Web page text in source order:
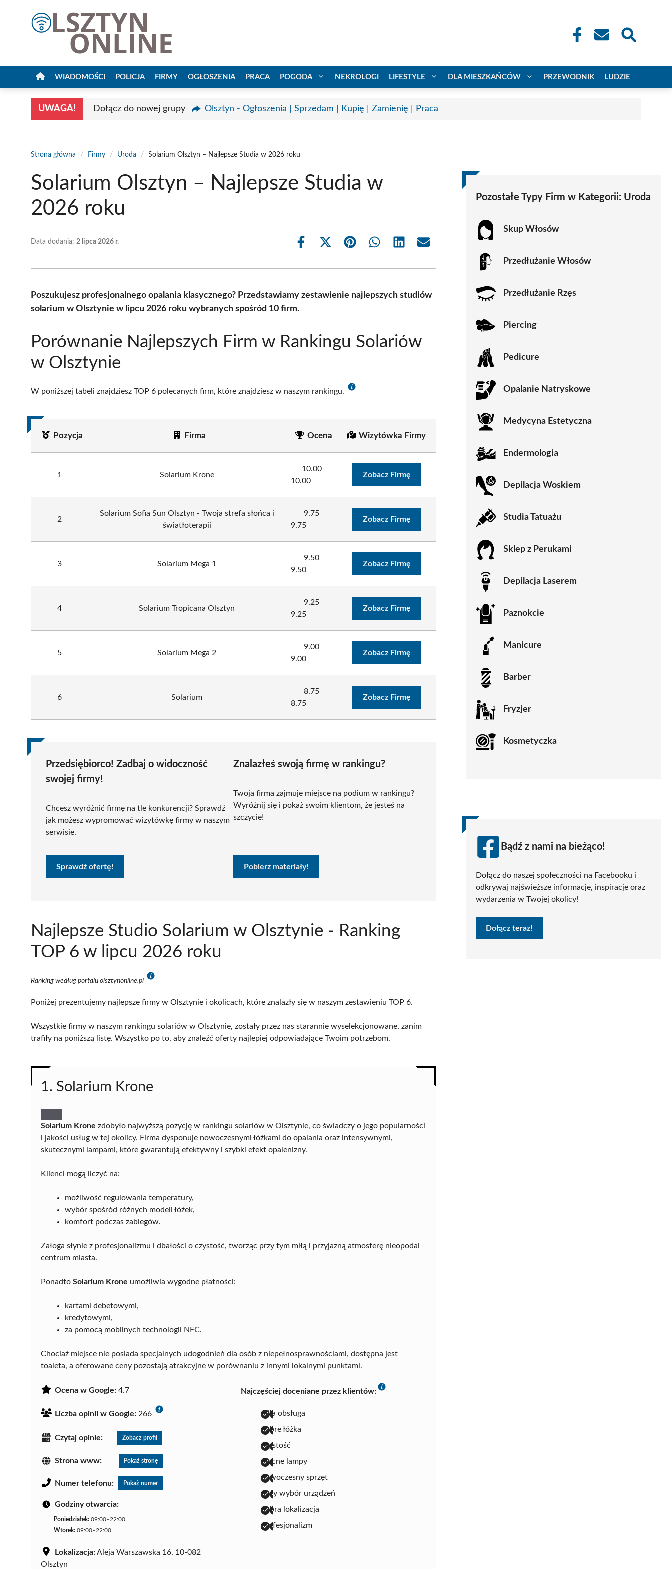
WIADOMOŚCI POLICJA FIRMY OGŁOSZENIA PRACA POGODA NEKROLOGI LIFESTYLE DLA MIESZKAŃCÓW PRZEWODNIK LUDZIE
UWAGA! Dołącz do nowej grupy Olsztyn - Ogłoszenia | Sprzedam | Kupię | Zamienię | Praca
Strona główna / Firmy / Uroda / Solarium Olsztyn – Najlepsze Studia w 2026 roku
Solarium Olsztyn – Najlepsze Studia w
2026 roku
Data dodania: 2 lipca 2026 r.
Share
Share
(Twitter)
Share Share Share Share
Poszukujesz profesjonalnego opalania klasycznego? Przedstawiamy zestawienie najlepszych studiów
solarium w Olsztynie w lipcu 2026 roku wybranych spośród 10 firm.
Porównanie Najlepszych Firm w Rankingu Solariów
w Olsztynie
W poniższej tabeli znajdziesz TOP 6 polecanych firm, które znajdziesz w naszym rankingu.
Pozycja Firma Ocena Wizytówka Firmy
1 Solarium Krone
10.00
10.00
Zobacz Firmę
2
Solarium Sofia Sun Olsztyn - Twoja strefa słońca i
światłoterapii
9.75
9.75
Zobacz Firmę
3 Solarium Mega 1
9.50
9.50
Zobacz Firmę
4 Solarium Tropicana Olsztyn
9.25
9.25
Zobacz Firmę
5 Solarium Mega 2
9.00
9.00
Zobacz Firmę
6 Solarium
8.75
8.75
Zobacz Firmę
Przedsiębiorco! Zadbaj o widoczność
swojej firmy!
Chcesz wyróżnić firmę na tle konkurencji? Sprawdź
jak możesz wypromować wizytówkę firmy w naszym
serwisie.
Sprawdź ofertę!
Znalazłeś swoją firmę w rankingu?
Twoja firma zajmuje miejsce na podium w rankingu?
Wyróżnij się i pokaż swoim klientom, że jesteś na
szczycie!
Pobierz materiały!
Najlepsze Studio Solarium w Olsztynie - Ranking
TOP 6 w lipcu 2026 roku
Ranking według portalu olsztynonline.pl
Poniżej prezentujemy najlepsze firmy w Olsztynie i okolicach, które znalazły się w naszym zestawieniu TOP 6.
Wszystkie firmy w naszym rankingu solariów w Olsztynie, zostały przez nas starannie wyselekcjonowane, zanim
trafiły na poniższą listę. Wszystko po to, aby znaleźć oferty najlepiej odpowiadające Twoim potrzebom.
1. Solarium Krone
Solarium Krone zdobyło najwyższą pozycję w rankingu solariów w Olsztynie, co świadczy o jego popularności
i jakości usług w tej okolicy. Firma dysponuje nowoczesnymi łóżkami do opalania oraz intensywnymi,
skutecznymi lampami, które gwarantują efektywny i szybki efekt opalenizny.
Klienci mogą liczyć na:
możliwość regulowania temperatury,
wybór spośród różnych modeli łóżek,
komfort podczas zabiegów.
Załoga słynie z profesjonalizmu i dbałości o czystość, tworząc przy tym miłą i przyjazną atmosferę nieopodal
centrum miasta.
Ponadto Solarium Krone umożliwia wygodne płatności:
kartami debetowymi,
kredytowymi,
za pomocą mobilnych technologii NFC.
Chociaż miejsce nie posiada specjalnych udogodnień dla osób z niepełnosprawnościami, dostępna jest
toaleta, a oferowane ceny pozostają atrakcyjne w porównaniu z innymi lokalnymi punktami.
Ocena w Google: 4.7
Liczba opinii w Google: 266
Czytaj opinie: Zobacz profil
Strona www: Pokaż stronę
Numer telefonu: Pokaż numer
Godziny otwarcia:
Poniedziałek: 09:00–22:00
Wtorek: 09:00–22:00
Lokalizacja:Aleja Warszawska 16, 10-082
Olsztyn
Najczęściej doceniane przez klientów:
miła obsługa
dobre łóżka
czystość
mocne lampy
nowoczesny sprzęt
duży wybór urządzeń
dobra lokalizacja
profesjonalizm
Pozostałe Typy Firm w Kategorii: Uroda
Skup Włosów
Przedłużanie Włosów
Przedłużanie Rzęs
Piercing
Pedicure
Opalanie Natryskowe
Medycyna Estetyczna
Endermologia
Depilacja Woskiem
Studia Tatuażu
Sklep z Perukami
Depilacja Laserem
Paznokcie
Manicure
Barber
Fryzjer
Kosmetyczka
Bądź z nami na bieżąco!
Dołącz do naszej społeczności na Facebooku i
odkrywaj najświeższe informacje, inspiracje oraz
wydarzenia w Twojej okolicy!
Dołącz teraz!